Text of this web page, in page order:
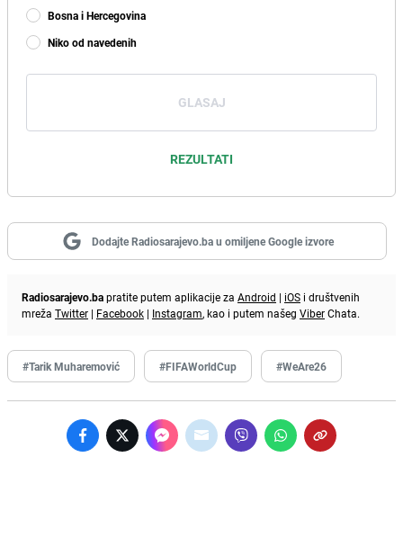
Bosna i Hercegovina
Niko od navedenih
GLASAJ
REZULTATI
Dodajte Radiosarajevo.ba u omiljene Google izvore
Radiosarajevo.bapratite putem aplikacije za Android | iOS i društvenih
mreža Twitter | Facebook | Instagram, kao i putem našeg ViberChata.
#Tarik Muharemović #FIFAWorldCup #WeAre26